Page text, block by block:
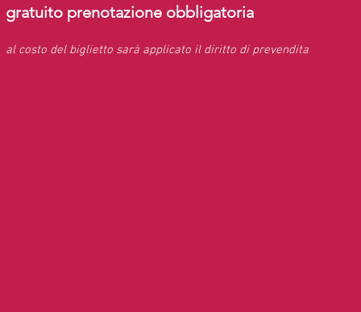
gratuito prenotazione obbligatoria
al costo del biglietto sarà applicato il diritto di prevendita